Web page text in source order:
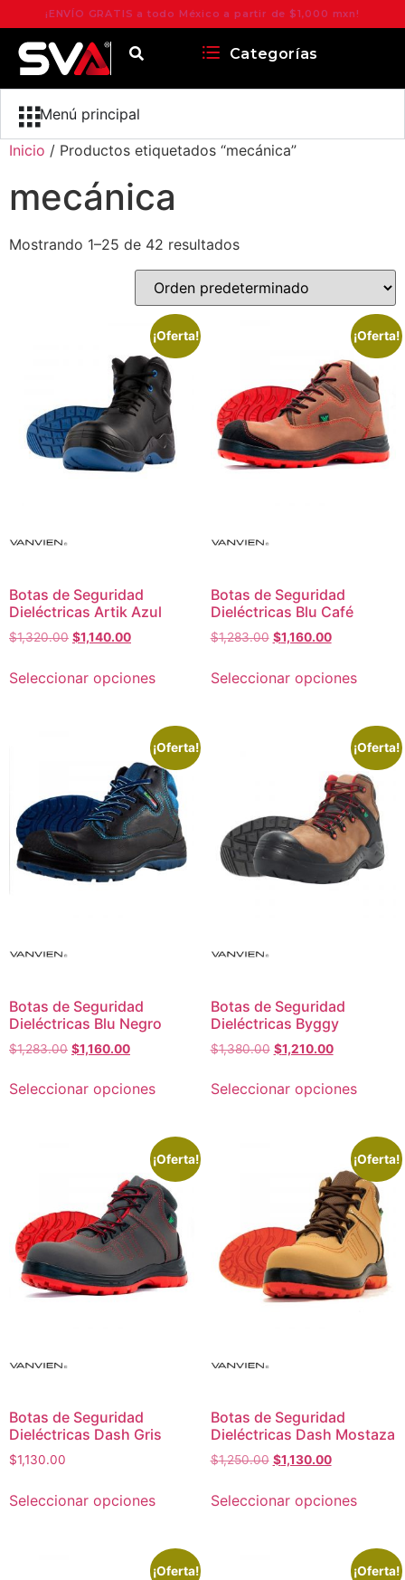
¡ENVÍO GRATIS a todo México a partir de $1,000 mxn!
Categorías
Menú principal
Inicio / Productos etiquetados “mecánica”
mecánica
Mostrando 1–25 de 42 resultados
¡Oferta!
Botas de Seguridad
Dieléctricas Artik Azul
$1,320.00 $1,140.00
Seleccionar opciones
¡Oferta!
Botas de Seguridad
Dieléctricas Blu Café
$1,283.00 $1,160.00
Seleccionar opciones
¡Oferta!
Botas de Seguridad
Dieléctricas Blu Negro
$1,283.00 $1,160.00
Seleccionar opciones
¡Oferta!
Botas de Seguridad
Dieléctricas Byggy
$1,380.00 $1,210.00
Seleccionar opciones
¡Oferta!
Botas de Seguridad
Dieléctricas Dash Gris
$1,130.00
Seleccionar opciones
¡Oferta!
Botas de Seguridad
Dieléctricas Dash Mostaza
$1,250.00 $1,130.00
Seleccionar opciones
¡Oferta! ¡Oferta!